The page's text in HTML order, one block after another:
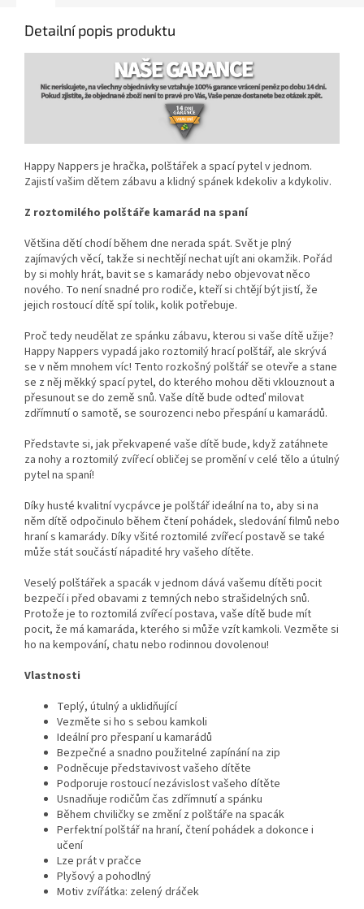
Detailní popis produktu
Happy Nappers je hračka, polštářek a spací pytel v jednom.
Zajistí vašim dětem zábavu a klidný spánek kdekoliv a kdykoliv.
Z roztomilého polštáře kamarád na spaní
Většina dětí chodí během dne nerada spát. Svět je plný
zajímavých věcí, takže si nechtějí nechat ujít ani okamžik. Pořád
by si mohly hrát, bavit se s kamarády nebo objevovat něco
nového. To není snadné pro rodiče, kteří si chtějí být jistí, že
jejich rostoucí dítě spí tolik, kolik potřebuje.
Proč tedy neudělat ze spánku zábavu, kterou si vaše dítě užije?
Happy Nappers vypadá jako roztomilý hrací polštář, ale skrývá
se v něm mnohem víc! Tento rozkošný polštář se otevře a stane
se z něj měkký spací pytel, do kterého mohou děti vklouznout a
přesunout se do země snů. Vaše dítě bude odteď milovat
zdřímnutí o samotě, se sourozenci nebo přespání u kamarádů.
Představte si, jak překvapené vaše dítě bude, když zatáhnete
za nohy a roztomilý zvířecí obličej se promění v celé tělo a útulný
pytel na spaní!
Díky husté kvalitní vycpávce je polštář ideální na to, aby si na
něm dítě odpočinulo během čtení pohádek, sledování filmů nebo
hraní s kamarády. Díky všité roztomilé zvířecí postavě se také
může stát součástí nápadité hry vašeho dítěte.
Veselý polštářek a spacák v jednom dává vašemu dítěti pocit
bezpečí i před obavami z temných nebo strašidelných snů.
Protože je to roztomilá zvířecí postava, vaše dítě bude mít
pocit, že má kamaráda, kterého si může vzít kamkoli. Vezměte si
ho na kempování, chatu nebo rodinnou dovolenou!
Vlastnosti
Teplý, útulný a uklidňující
Vezměte si ho s sebou kamkoli
Ideální pro přespaní u kamarádů
Bezpečné a snadno použitelné zapínání na zip
Podněcuje představivost vašeho dítěte
Podporuje rostoucí nezávislost vašeho dítěte
Usnadňuje rodičům čas zdřímnutí a spánku
Během chviličky se změní z polštáře na spacák
Perfektní polštář na hraní, čtení pohádek a dokonce i
učení
Lze prát v pračce
Plyšový a pohodlný
Motiv zvířátka: zelený dráček